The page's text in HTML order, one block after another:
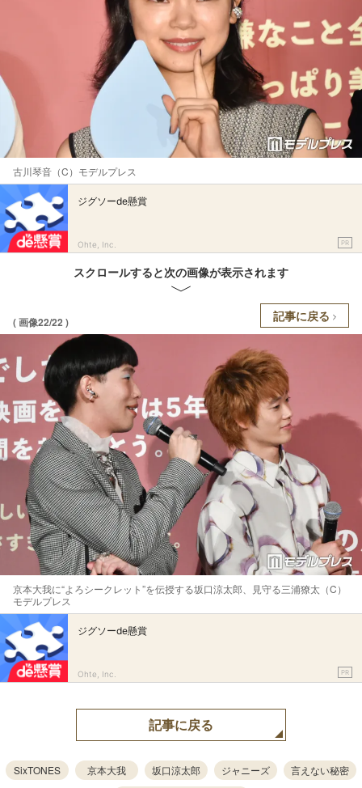
古川琴音（C）モデルプレス
ジグソーde懸賞
Ohte, Inc. PR
スクロールすると次の画像が表示されます
( 画像22/22 ) 記事に戻る
京本大我に“よろシークレット”を伝授する坂口涼太郎、見守る三浦獠太（C）
モデルプレス
ジグソーde懸賞
Ohte, Inc. PR
記事に戻る
SixTONES 京本大我 坂口涼太郎 ジャニーズ
言えない秘密